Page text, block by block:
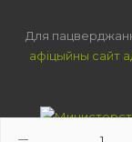
Для
афіцыйны сайт